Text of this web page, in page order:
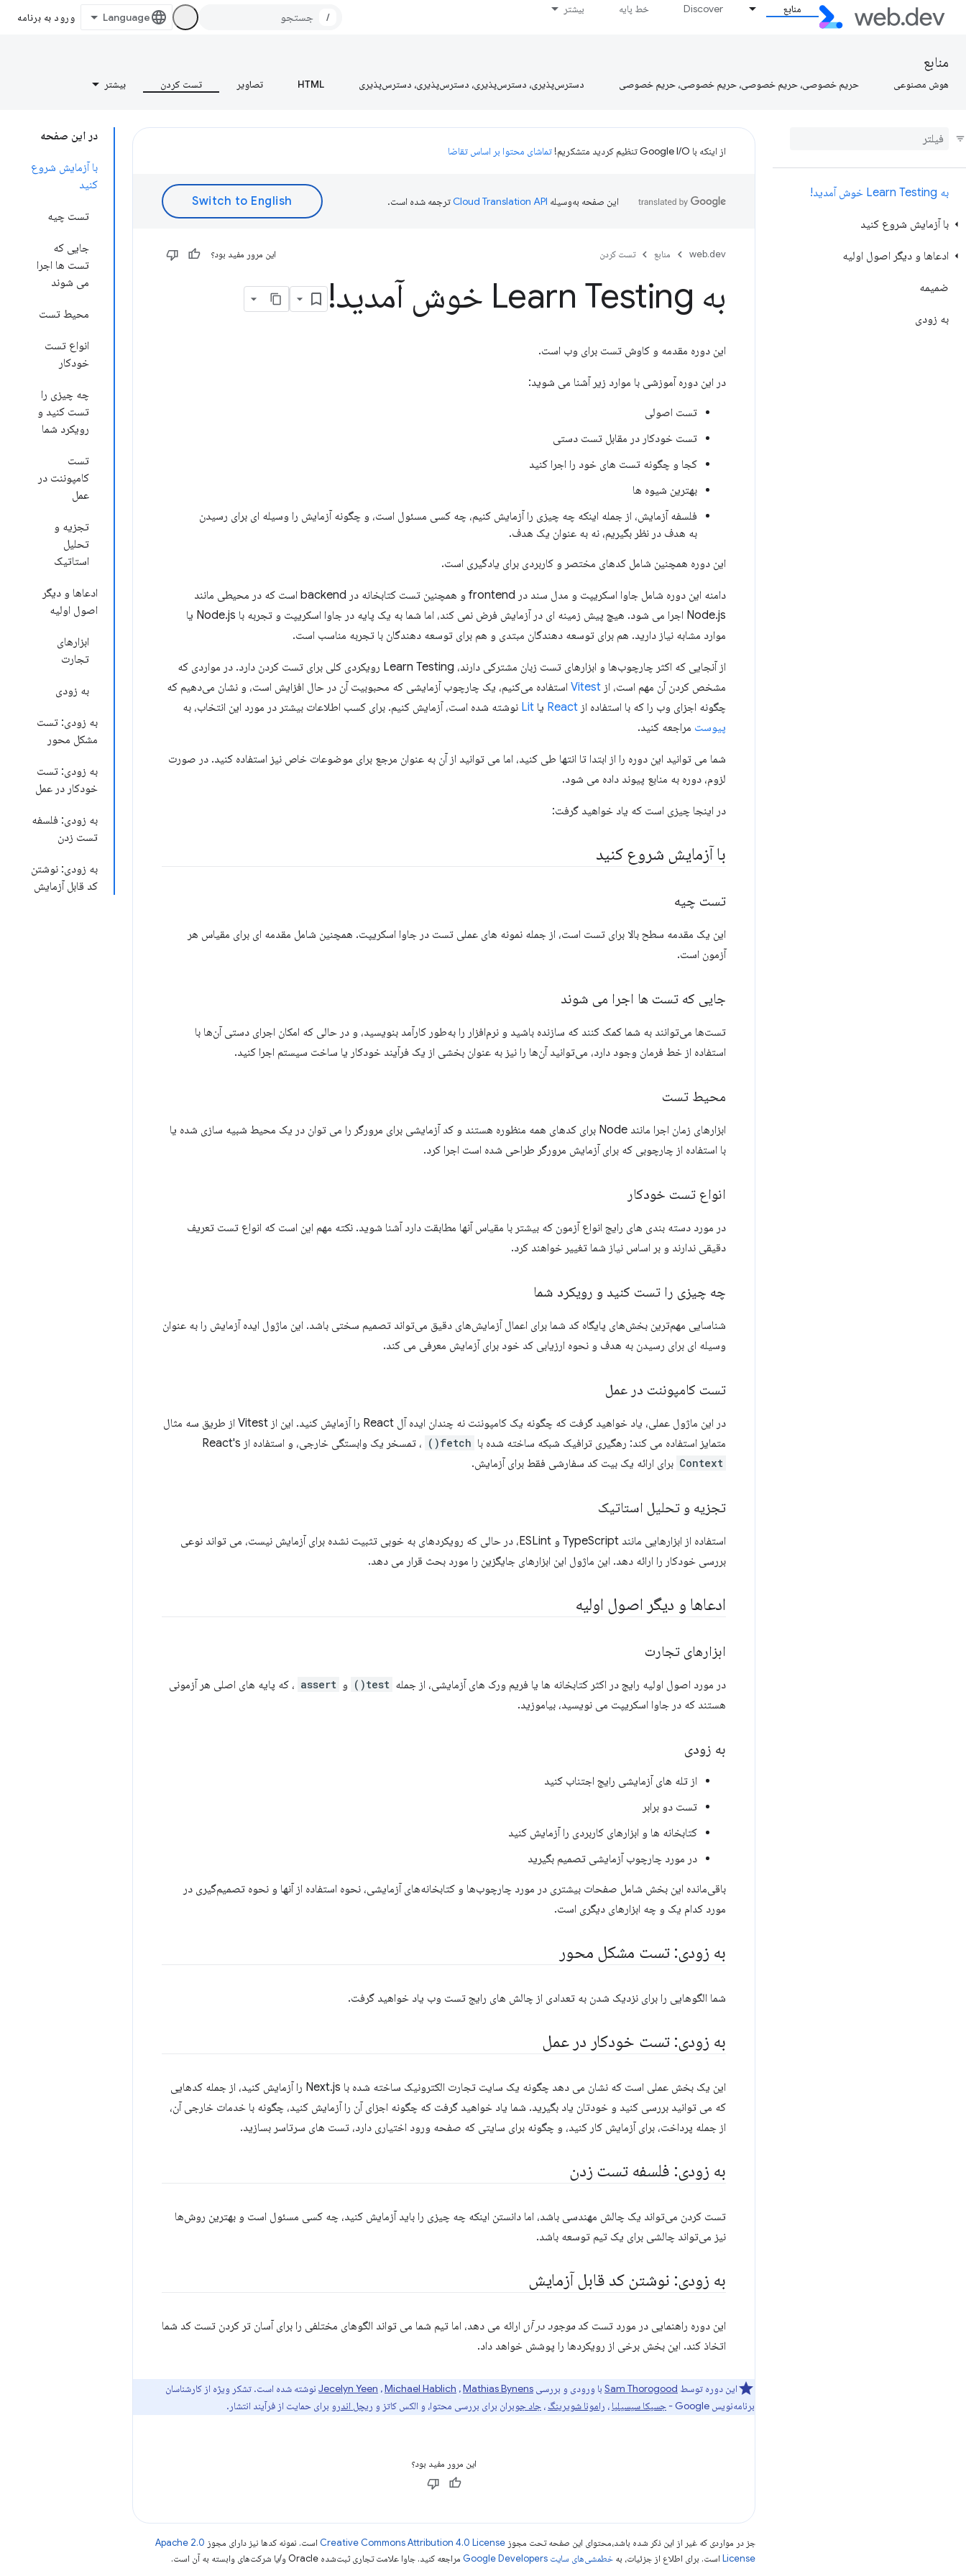
منابع Discover خط پایه بیشتر
/ ورود به برنامه
منابع
هوش مصنوعی حریم خصوصی، حریم خصوصی، حریم خصوصی، حریم خصوصی دسترس‌پذیری، دسترس‌پذیری، دسترس‌پذیری، دسترس‌پذیری HTML تصاویر تست کردن بیشتر
به Learn Testing خوش آمدید!
با آزمایش شروع کنید
ادعاها و دیگر اصول اولیه
ضمیمه
به زودی
در این صفحه
با آزمایش شروع
کنید
تست چیه
جایی که
تست ها اجرا
می شوند
محیط تست
انواع تست
خودکار
چه چیزی را
تست کنید و
رویکرد شما
تست
کامپوننت در
عمل
تجزیه و
تحلیل
استاتیک
ادعاها و دیگر
اصول اولیه
ابزارهای
تجارت
به زودی
به زودی: تست
مشکل محور
به زودی: تست
خودکار در عمل
به زودی: فلسفه
تست زدن
به زودی: نوشتن
کد قابل آزمایش
از اینکه با Google I/O تنظیم کردید متشکریم! تماشای محتوا بر اساس تقاضا
این صفحه به‌وسیله ترجمه شده است.
web.dev منابع تست کردن این مرور مفید بود؟
به Learn Testing خوش آمدید!
این دوره مقدمه و کاوش تست برای وب است.
در این دوره آموزشی با موارد زیر آشنا می شوید:
تست اصولی
تست خودکار در مقابل تست دستی
کجا و چگونه تست های خود را اجرا کنید
بهترین شیوه ها
فلسفه آزمایش، از جمله اینکه چه چیزی را آزمایش کنیم، چه کسی مسئول است، و چگونه آزمایش را وسیله ای برای رسیدن
به هدف در نظر بگیریم، نه به عنوان یک هدف.
این دوره همچنین شامل کدهای مختصر و کاربردی برای یادگیری است.
دامنه این دوره شامل جاوا اسکریپت و مدل سند در frontend و همچنین تست کتابخانه در backend است که در محیطی مانند
Node.js اجرا می شود. هیچ پیش زمینه ای در آزمایش فرض نمی کند، اما شما به یک پایه در جاوا اسکریپت و تجربه با Node.js یا
موارد مشابه نیاز دارید. هم برای توسعه دهندگان مبتدی و هم برای توسعه دهندگان با تجربه مناسب است.
از آنجایی که اکثر چارچوب‌ها و ابزارهای تست زبان مشترکی دارند، Learn Testing رویکردی کلی برای تست کردن دارد. در مواردی که
مشخص کردن آن مهم است، از Vitest استفاده می‌کنیم، یک چارچوب آزمایشی که محبوبیت آن در حال افزایش است، و نشان می‌دهیم که
چگونه اجزای وب را که با استفاده از React یا Lit نوشته شده است، آزمایش کنیم. برای کسب اطلاعات بیشتر در مورد این انتخاب، به
پیوست مراجعه کنید.
شما می توانید این دوره را از ابتدا تا انتها طی کنید، اما می توانید از آن به عنوان مرجع برای موضوعات خاص نیز استفاده کنید. در صورت
لزوم، دوره به منابع پیوند داده می شود.
در اینجا چیزی است که یاد خواهید گرفت:
با آزمایش شروع کنید
تست چیه
این یک مقدمه سطح بالا برای تست است، از جمله نمونه های عملی تست در جاوا اسکریپت. همچنین شامل مقدمه ای برای مقیاس هر
آزمون است.
جایی که تست ها اجرا می شوند
تست‌ها می‌توانند به شما کمک کنند که سازنده باشید و نرم‌افزار را به‌طور کارآمد بنویسید، و در حالی که امکان اجرای دستی آن‌ها با
استفاده از خط فرمان وجود دارد، می‌توانید آن‌ها را نیز به عنوان بخشی از یک فرآیند خودکار یا ساخت سیستم اجرا کنید.
محیط تست
ابزارهای زمان اجرا مانند Node برای کدهای همه منظوره هستند و کد آزمایشی برای مرورگر را می توان در یک محیط شبیه سازی شده یا
با استفاده از چارچوبی که برای آزمایش مرورگر طراحی شده است اجرا کرد.
انواع تست خودکار
در مورد دسته بندی های رایج انواع آزمون که بیشتر با مقیاس آنها مطابقت دارد آشنا شوید. نکته مهم این است که انواع تست تعریف
دقیقی ندارند و بر اساس نیاز شما تغییر خواهند کرد.
چه چیزی را تست کنید و رویکرد شما
شناسایی مهم‌ترین بخش‌های پایگاه کد شما برای اعمال آزمایش‌های دقیق می‌تواند تصمیم سختی باشد. این ماژول ایده آزمایش را به عنوان
وسیله ای برای رسیدن به هدف و نحوه ارزیابی کد خود برای آزمایش معرفی می کند.
تست کامپوننت در عمل
در این ماژول عملی، یاد خواهید گرفت که چگونه یک کامپوننت نه چندان ایده آل React را آزمایش کنید. این از Vitest از طریق سه مثال
متمایز استفاده می کند: رهگیری ترافیک شبکه ساخته شده با fetch() ، تمسخر یک وابستگی خارجی، و استفاده از React's
Context برای ارائه یک بیت کد سفارشی فقط برای آزمایش.
تجزیه و تحلیل استاتیک
استفاده از ابزارهایی مانند TypeScript و ESLint، در حالی که رویکردهای به خوبی تثبیت نشده برای آزمایش نیست، می تواند نوعی
بررسی خودکار را ارائه دهد. این ماژول این ابزارهای جایگزین را مورد بحث قرار می دهد.
ادعاها و دیگر اصول اولیه
ابزارهای تجارت
در مورد اصول اولیه رایج در اکثر کتابخانه ها یا فریم ورک های آزمایشی، از جمله test() و assert ، که پایه های اصلی هر آزمونی
هستند که در جاوا اسکریپت می نویسید، بیاموزید.
به زودی
از تله های آزمایشی رایج اجتناب کنید
تست دو برابر
کتابخانه ها و ابزارهای کاربردی را آزمایش کنید
در مورد چارچوب آزمایشی تصمیم بگیرید
باقی‌مانده این بخش شامل صفحات بیشتری در مورد چارچوب‌ها و کتابخانه‌های آزمایشی، نحوه استفاده از آنها و نحوه تصمیم‌گیری در
مورد کدام یک و چه ابزارهای دیگری است.
به زودی: تست مشکل محور
شما الگوهایی را برای نزدیک شدن به تعدادی از چالش های رایج تست وب یاد خواهید گرفت.
به زودی: تست خودکار در عمل
این یک بخش عملی است که نشان می دهد چگونه یک سایت تجارت الکترونیک ساخته شده با Next.js را آزمایش کنید، از جمله کدهایی
که می توانید بررسی کنید و خودتان یاد بگیرید. شما یاد خواهید گرفت که چگونه اجزای آن را آزمایش کنید، چگونه با خدمات خارجی آن،
از جمله پرداخت، برای آزمایش کار کنید، و چگونه برای سایتی که صفحه ورود اختیاری دارد، تست های سرتاسر بسازید.
به زودی: فلسفه تست زدن
تست کردن می‌تواند یک چالش مهندسی باشد، اما دانستن اینکه چه چیزی را باید آزمایش کنید، چه کسی مسئول است و بهترین روش‌ها
نیز می‌تواند چالشی برای یک تیم توسعه باشد.
به زودی: نوشتن کد قابل آزمایش
این دوره راهنمایی در مورد تست کد موجود در آن ارائه می دهد، اما تیم شما می تواند الگوهای مختلفی را برای آسان تر کردن تست کد شما
اتخاذ کند. این بخش برخی از رویکردها را پوشش خواهد داد.
این دوره توسط Sam Thorogood با ورودی و بررسی Jecelyn Yeen ,Michael Hablich ,Mathias Bynens
نوشته شده است. تشکر ویژه از کارشناسان
برنامه‌نویس Google -
جسیکا سیسیلیا ، رامونا شویرینگ ، جاد جوبران برای بررسی محتوا، و الکس کاتز و ریچل اندرو برای حمایت از فرآیند انتشار.
این مرور مفید بود؟
جز در مواردی که غیر از این ذکر شده باشد،‌محتوای این صفحه تحت مجوز Creative Commons Attribution 4.0 License است. نمونه کدها نیز دارای مجوز Apache 2.0
License است. برای اطلاع از جزئیات، به خطمشی‌های سایت Google Developers‏ مراجعه کنید. جاوا علامت تجاری ثبت‌شده Oracle و/یا شرکت‌های وابسته به آن است.